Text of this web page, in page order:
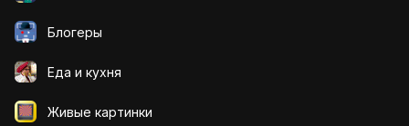
Блогеры
Еда и кухня
Живые картинки